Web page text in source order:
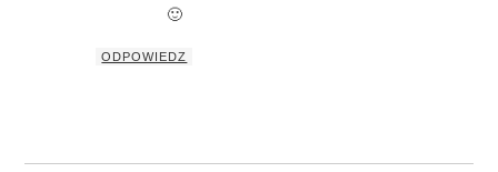
🙂
ODPOWIEDZ